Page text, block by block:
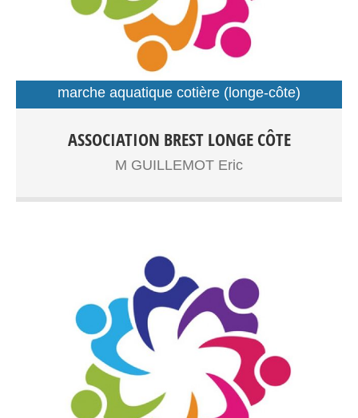
Longe côte adultes,senior Sport santé Entrainements:
Plage du Moulin Blanc
marche aquatique cotière (longe-côte)
ASSOCIATION BREST LONGE CÔTE
M GUILLEMOT Eric